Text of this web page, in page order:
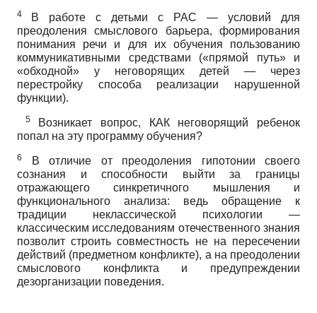
4
В работе с детьми с РАС — условий для
преодоления смыслового барьера, формирования
понимания речи и для их обучения пользованию
коммуникативными средствами («прямой путь» и
«обходной» у неговорящих детей — через
перестройку способа реализации нарушенной
функции).
5Возникает вопрос, КАК неговорящий ребенок
попал на эту программу обучения?
6
В отличие от преодоления гипотонии своего
сознания и способности выйти за границы
отражающего синкретичного мышления и
функционального анализа: ведь обращение к
традиции неклассической психологии —
классическим исследованиям отечественного знания
позволит строить совместность не на пересечении
действий (предметном конфликте), а на преодолении
смыслового конфликта и предупреждении
дезорганизации поведения.